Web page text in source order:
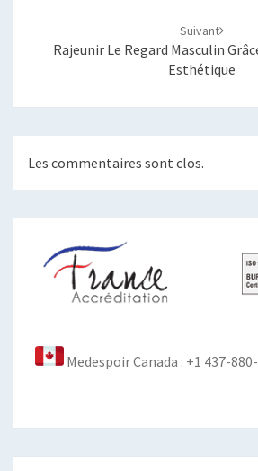
Suivant
Rajeunir Le Regard Masculin
Esthétique
Les commentaires sont clos.
Medespoir Canada : +1 437-